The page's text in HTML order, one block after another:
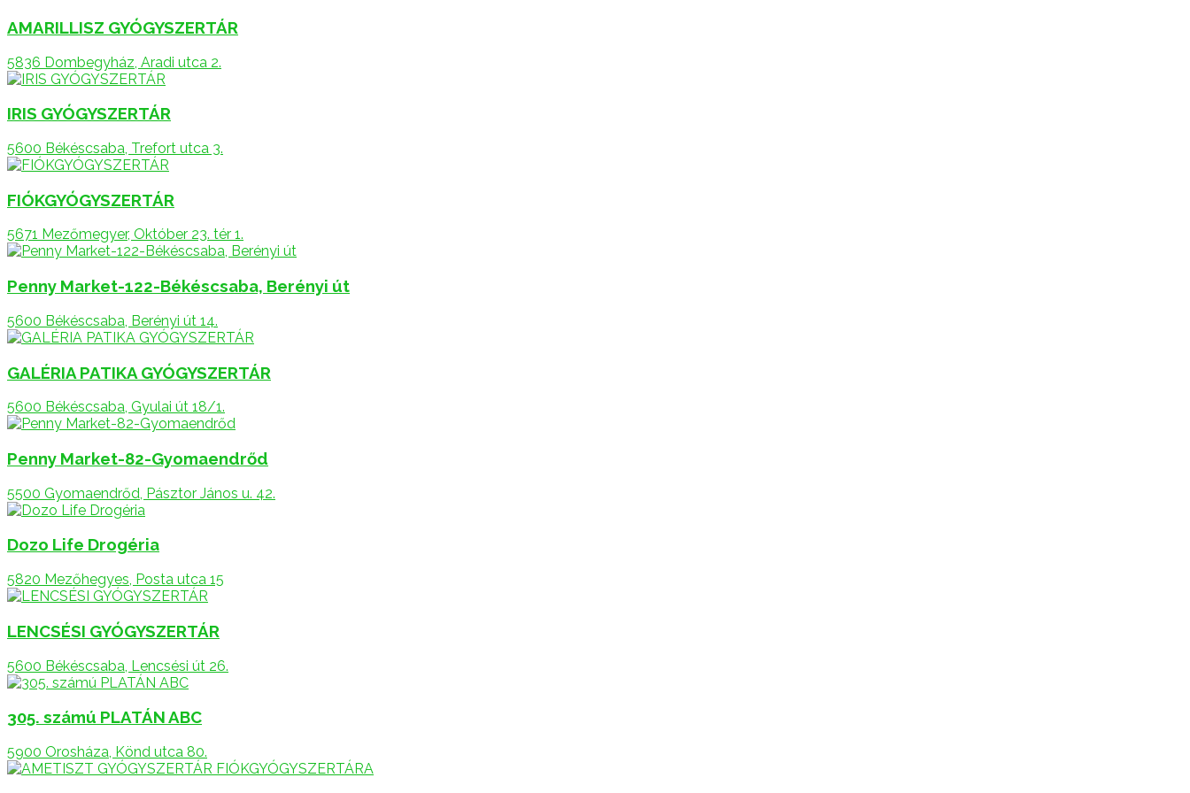
AMARILLISZ GYÓGYSZERTÁR
5836 Dombegyház, Aradi utca 2.
IRIS GYÓGYSZERTÁR
5600 Békéscsaba, Trefort utca 3.
FIÓKGYÓGYSZERTÁR
5671 Mezőmegyer, Október 23. tér 1.
Penny Market-122-Békéscsaba, Berényi út
5600 Békéscsaba, Berényi út 14.
GALÉRIA PATIKA GYÓGYSZERTÁR
5600 Békéscsaba, Gyulai út 18/1.
Penny Market-82-Gyomaendrőd
5500 Gyomaendrőd, Pásztor János u. 42.
Dozo Life Drogéria
5820 Mezőhegyes, Posta utca 15
LENCSÉSI GYÓGYSZERTÁR
5600 Békéscsaba, Lencsési út 26.
305. számú PLATÁN ABC
5900 Orosháza, Könd utca 80.